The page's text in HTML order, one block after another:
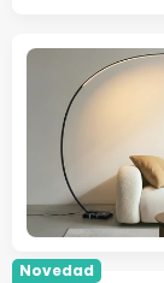
Novedad